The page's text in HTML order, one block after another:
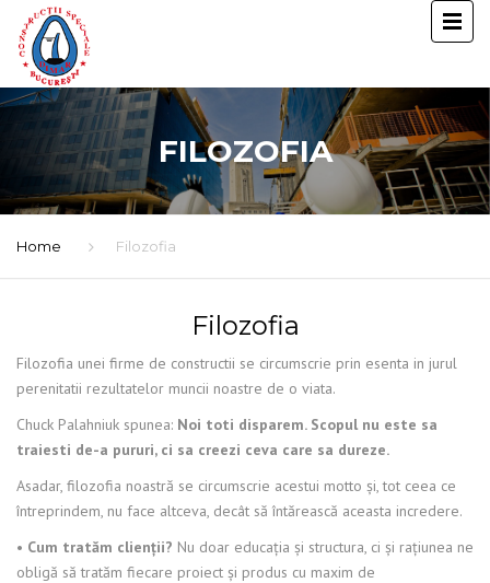
FILOZOFIA
Home Filozofia
Filozofia
Filozofia unei firme de constructii se circumscrie prin esenta in jurul
perenitatii rezultatelor muncii noastre de o viata.
Chuck Palahniuk spunea: Noi toti disparem. Scopul nu este sa
traiesti de-a pururi, ci sa creezi ceva care sa dureze.
Asadar, filozofia noastră se circumscrie acestui motto şi, tot ceea ce
întreprindem, nu face altceva, decât să întărească aceasta incredere.
• Cum tratăm clienţii? Nu doar educaţia şi structura, ci şi raţiunea ne
obligă să tratăm fiecare proiect şi produs cu maxim de